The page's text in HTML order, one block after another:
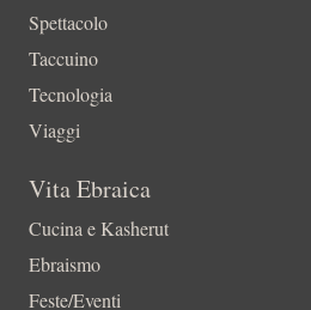
Spettacolo
Taccuino
Tecnologia
Viaggi
Vita Ebraica
Cucina e Kasherut
Ebraismo
Feste/Eventi